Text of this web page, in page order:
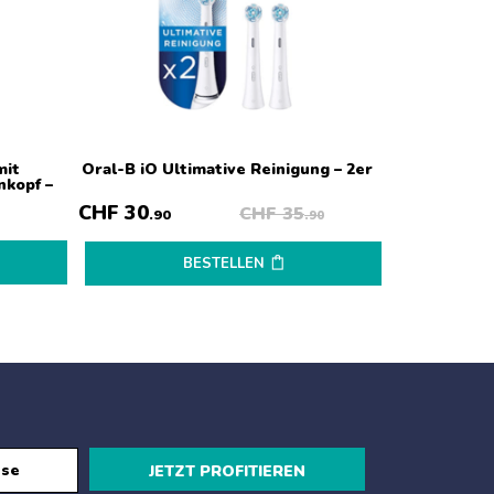
–
Oral-B iO Ultimative Reinigung – 2er
CHF 30.90 CHF35.90
BESTELLEN
JETZT PROFITIEREN